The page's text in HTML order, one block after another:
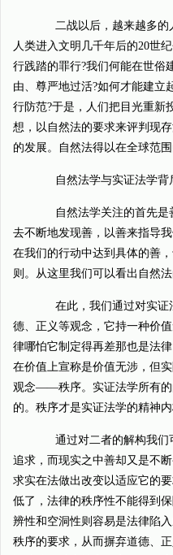
二战以后，越来越多的
人类进入文明几千年后的20世
行践踏的罪行?我们何能在世俗
由、尊严地过活?如何才能建立
行防范?于是，人们把目光重新
想，以自然法的要求来评判现
的发展。自然法得以在全球范围
自然法学与实证法学背
自然法学关注的首先是
去不断地发现善，以善来指导
在我们的行动中达到具体的善
则。从这里我们可以看出自然
在此，我们通过对实证
德、正义等观念，它持一种价
律哪怕它制定得再差那也是法
在价值上宣称是价值无涉，但
观念——秩序。实证法学所有的
的。秩序才是实证法学的精神内
通过对二者的解构我们
追求，而现实之中善却又是不
求实在法做出改变以适应它的
低了，法律的秩序性不能得到
辨性和空洞性则容易是法律陷
秩序的要求，从而摒弃道德、